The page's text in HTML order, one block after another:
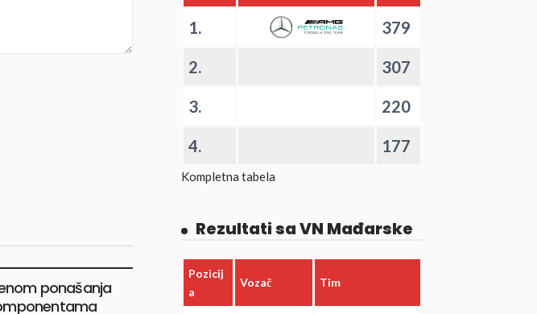
ponašanja
1. 379
2. 307
3. 220
4. 177
Kompletna tabela
Rezultati sa VN Mađarske
Pozicij
a
Vozač Tim